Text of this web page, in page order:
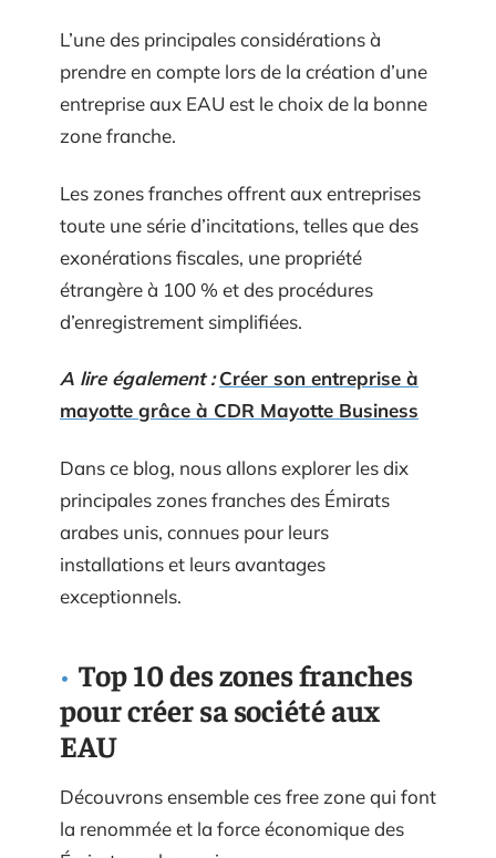
L’une des principales considérations à
prendre en compte lors de la création d’une
entreprise aux EAU est le choix de la bonne
zone franche.
Les zones franches offrent aux entreprises
toute une série d’incitations, telles que des
exonérations fiscales, une propriété
étrangère à 100 % et des procédures
d’enregistrement simplifiées.
A lire également : Créer son entreprise à
mayotte grâce à CDR Mayotte Business
Dans ce blog, nous allons explorer les dix
principales zones franches des Émirats
arabes unis, connues pour leurs
installations et leurs avantages
exceptionnels.
Top 10 des zones franches
pour créer sa société aux
EAU
Découvrons ensemble ces free zone qui font
la renommée et la force économique des